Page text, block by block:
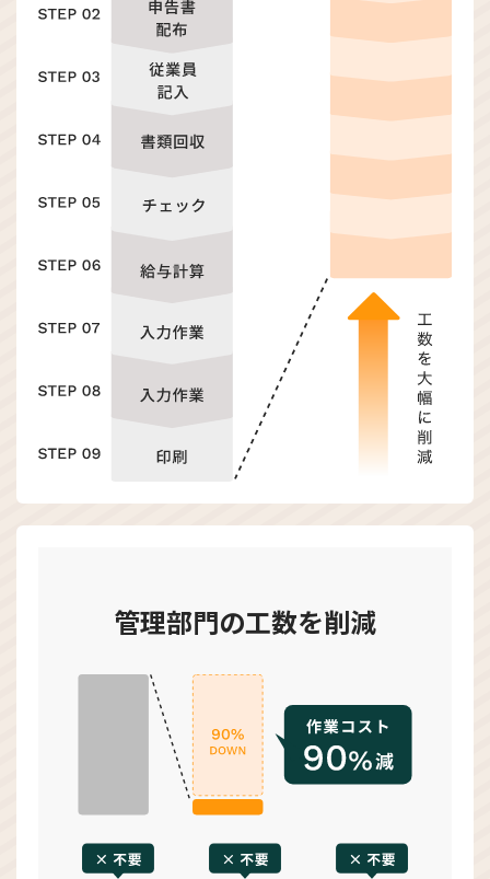
管理部門の工数を削減